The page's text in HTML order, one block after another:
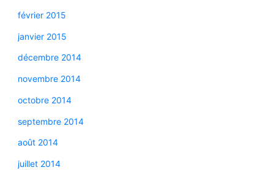
février 2015
janvier 2015
décembre 2014
novembre 2014
octobre 2014
septembre 2014
août 2014
juillet 2014